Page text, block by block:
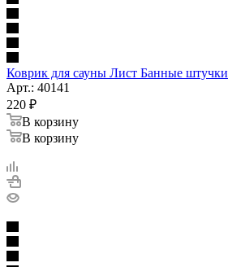
Коврик для сауны Лист Банные штучки
Арт.: 40141
220 ₽
В корзину
В корзину